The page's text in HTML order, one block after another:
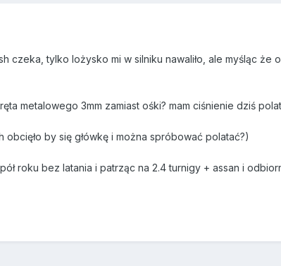
czeka, tylko lożysko mi w silniku nawaliło, ale myśląc że
metalowego 3mm zamiast ośki? mam ciśnienie dziś
obcięło by się główkę i można spróbować polatać?)
roku bez latania i patrząc na 2.4 turnigy + assan i